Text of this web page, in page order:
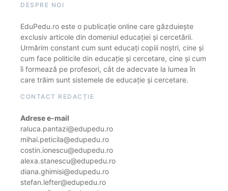
DESPRE NOI
EduPedu.ro este o publicație online care găzduiește
exclusiv articole din domeniul educației și cercetării.
Urmărim constant cum sunt educați copiii noștri, cine și
cum face politicile din educație și cercetare, cine și cum
îi formează pe profesori, cât de adecvate la lumea în
care trăim sunt sistemele de educație și cercetare.
CONTACT REDACȚIE
Adrese e-mail
raluca.pantazi@edupedu.ro
mihai.peticila@edupedu.ro
costin.ionescu@edupedu.ro
alexa.stanescu@edupedu.ro
diana.ghimisi@edupedu.ro
stefan.lefter@edupedu.ro